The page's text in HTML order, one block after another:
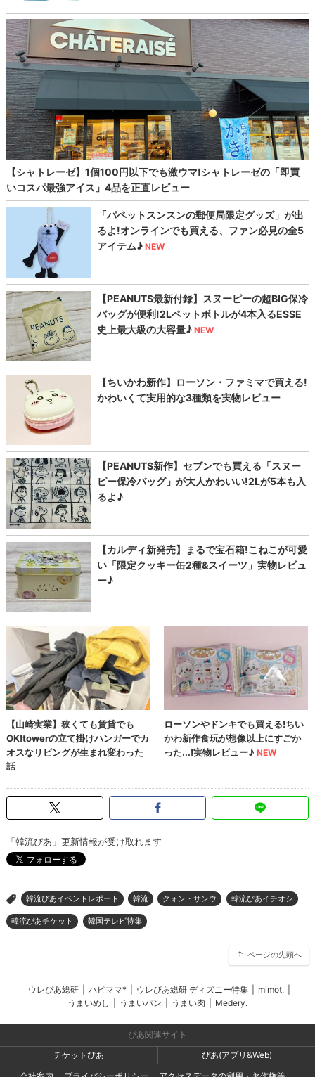
「韓流ぴあ」更新情報が受け取れます
> 韓流ぴあイベントレポート 韓流 クォン・サンウ 韓流ぴあイチオシ
韓流ぴあチケット 韓国テレビ特集
ページの先頭へ
ウレぴあ総研 ハピママ* ウレぴあ総研 ディズニー特集 mimot.
うまいめし
うまいパン うまい肉 Medery.
ぴあ関連サイト
チケットぴあ
ぴあ(アプリ&Web)